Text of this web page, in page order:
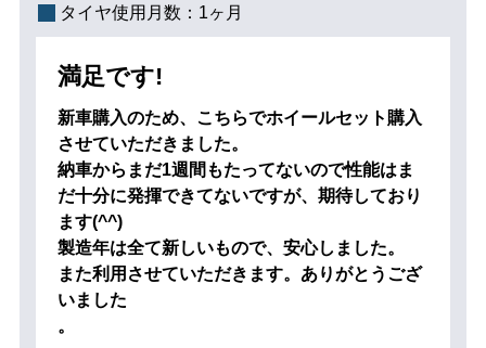
タイヤ使用月数： 1ヶ月
満足です!
新車購入のため、こちらでホイールセット購入
させていただきました。
納車からまだ1週間もたってないので性能はま
だ十分に発揮できてないですが、期待しており
ます(^^)
製造年は全て新しいもので、安心しました。
また利用させていただきます。ありがとうござ
いました
。